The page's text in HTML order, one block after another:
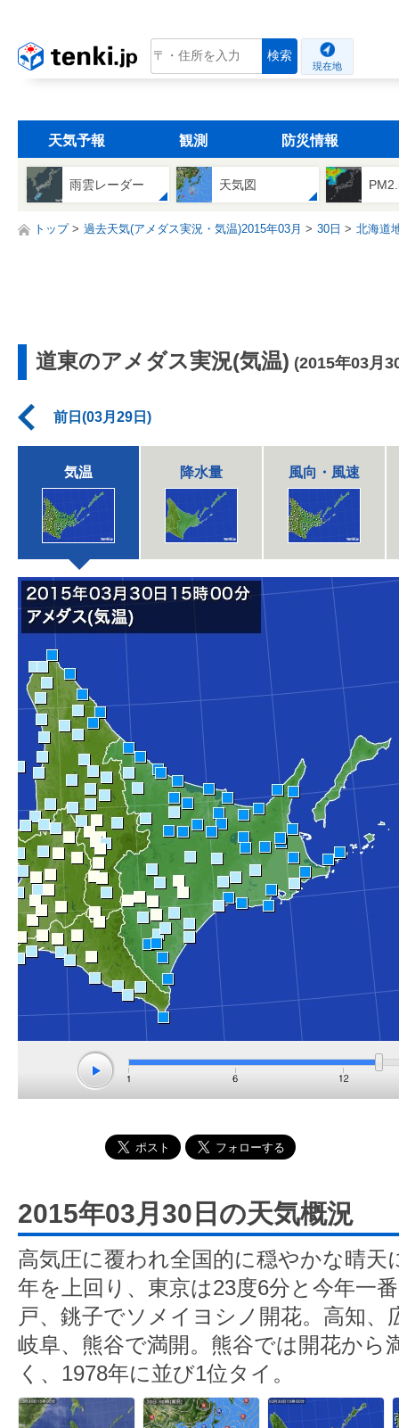
tenki.jp 検索
現在地
天気予報 観測 防災情報
雨雲レーダー 天気図
トップ 過去天気(アメダス実況・気温)2015年03月 30日 北海道
道東のアメダス実況(気温) (2015年03月
前日(03月29日)
気温 降水量 風向・風速
2015年03月30日の天気概況
高気圧に覆われ全国的に穏やかな晴天
年を上回り、東京は23度6分と今年一
戸、銚子でソメイヨシノ開花。高知、
岐阜、熊谷で満開。熊谷では開花から
く、1978年に並び1位タイ。